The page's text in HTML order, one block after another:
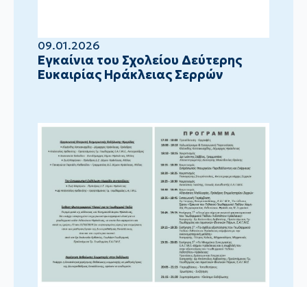
09.01.2026
Eγκαίνια του Σχολείου Δεύτερης
Ευκαιρίας Ηράκλειας Σερρών